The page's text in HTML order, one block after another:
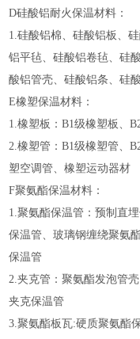
D硅酸铝耐火保温材料：
1.硅酸铝棉、硅酸铝板、
铝平毡、硅酸铝卷毡、硅
酸铝管壳、硅酸铝条、硅
E橡塑保温材料：
1.橡塑板：B1级橡塑板、
2.橡塑管：B1级橡塑管、
塑空调管、橡塑运动器材
F聚氨酯保温材料：
1.聚氨酯保温管：预制直
保温管、玻璃钢缠绕聚氨
保温管
2.夹克管：聚氨酯发泡管
夹克保温管
3.聚氨酯板瓦:硬质聚氨酯